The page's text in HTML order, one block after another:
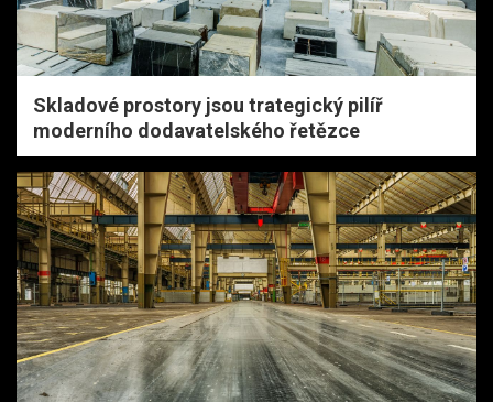
Skladové prostory jsou trategický pilíř
moderního dodavatelského řetězce